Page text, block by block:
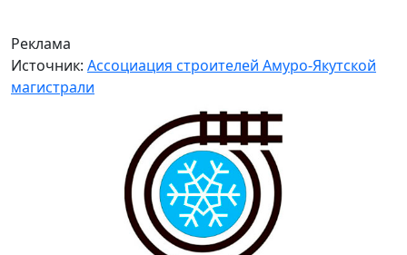
Реклама
Источник: Ассоциация строителей Амуро-Якутской
магистрали